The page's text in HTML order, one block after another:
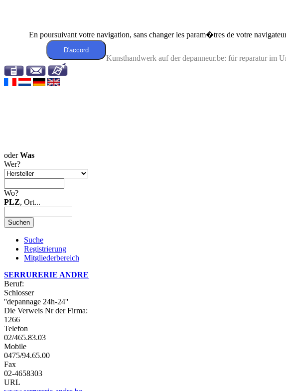
En poursuivant votre navigation, sans changer les param�tres de votre
Kunsthandwerk auf der depanneur.be: für reparatur im
oderWas
Wer?
Wo?
PLZ, Ort...
Suche
Registrierung
Mitgliederbereich
SERRURERIE ANDRE
Beruf:
Schlosser
''depannage 24h-24''
Die Verweis Nr der Firma:
1266
Telefon
02/465.83.03
Mobile
0475/94.65.00
Fax
02-4658303
URL